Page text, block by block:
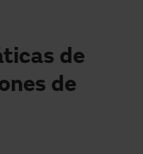
de
de